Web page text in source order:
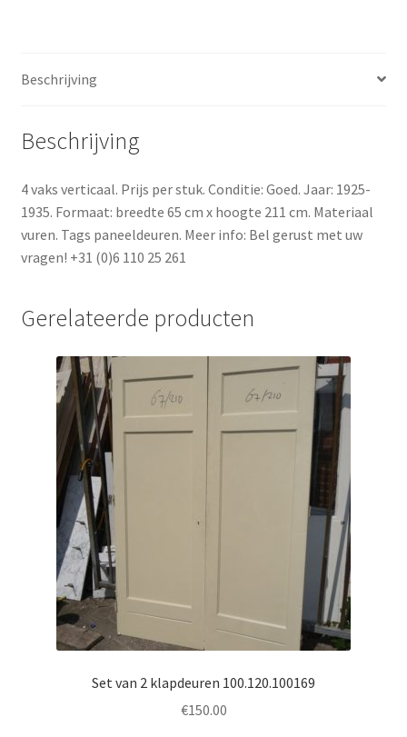
Beschrijving
Beschrijving
4 vaks verticaal. Prijs per stuk. Conditie: Goed. Jaar: 1925-
1935. Formaat: breedte 65 cm x hoogte 211 cm. Materiaal
vuren. Tags paneeldeuren. Meer info: Bel gerust met uw
vragen! +31 (0)6 110 25 261
Gerelateerde producten
Set van 2 klapdeuren 100.120.100169
€150.00